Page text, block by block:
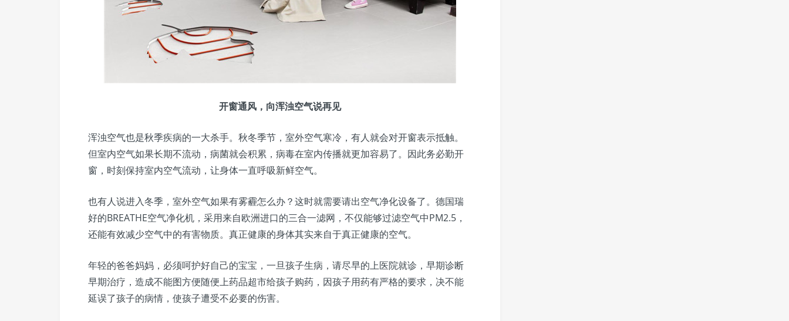
开窗通风，向浑浊空气说再见
浑浊空气也是秋季疾病的一大杀手。秋冬季节，室外空气寒冷，有人就会对开窗表示抵触。
但室内空气如果长期不流动，病菌就会积累，病毒在室内传播就更加容易了。因此务必勤开
窗，时刻保持室内空气流动，让身体一直呼吸新鲜空气。
也有人说进入冬季，室外空气如果有雾霾怎么办？这时就需要请出空气净化设备了。德国瑞
好的BREATHE空气净化机，采用来自欧洲进口的三合一滤网，不仅能够过滤空气中PM2.5，
还能有效减少空气中的有害物质。真正健康的身体其实来自于真正健康的空气。
年轻的爸爸妈妈，必须呵护好自己的宝宝，一旦孩子生病，请尽早的上医院就诊，早期诊断
早期治疗，造成不能图方便随便上药品超市给孩子购药，因孩子用药有严格的要求，决不能
延误了孩子的病情，使孩子遭受不必要的伤害。